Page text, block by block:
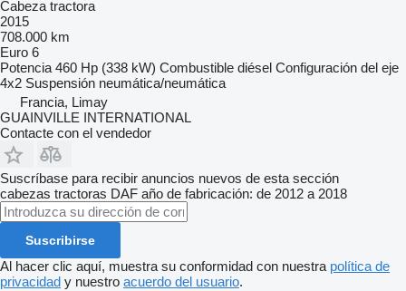
Cabeza tractora
2015
708.000 km
Euro 6
Potencia 460 Hp (338 kW) Combustible diésel Configuración del eje
4x2 Suspensión neumática/neumática
Francia, Limay
GUAINVILLE INTERNATIONAL
Contacte con el vendedor
Suscríbase para recibir anuncios nuevos de esta sección
cabezas tractoras DAF año de fabricación: de 2012 a 2018
Suscribirse
Al hacer clic aquí, muestra su conformidad con nuestra política de
privacidad y nuestro acuerdo del usuario.